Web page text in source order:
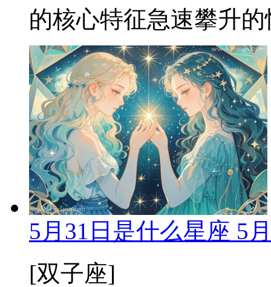
的核心特征急速攀升
5月31日是什么星座 5
[双子座]